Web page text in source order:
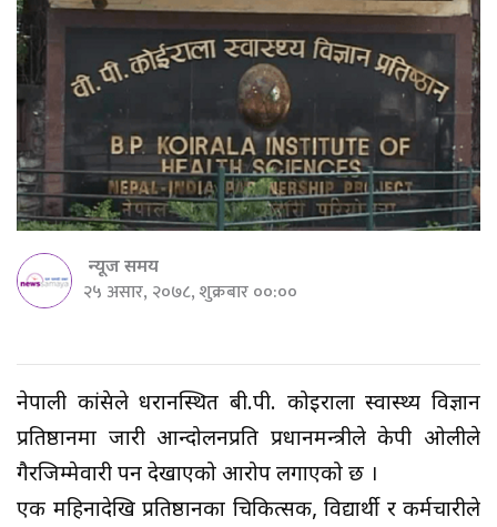
न्यूज समय
२५ असार, २०७८, शुक्रबार ००:००
नेपाली कांग्रेसले धरानस्थित बी.पी. कोइराला स्वास्थ्य विज्ञान
प्रतिष्ठानमा जारी आन्दोलनप्रति प्रधानमन्त्रीले केपी ओलीले
गैरजिम्मेवारी पन देखाएको आरोप लगाएको छ ।
एक महिनादेखि प्रतिष्ठानका चिकित्सक, विद्यार्थी र कर्मचारीले